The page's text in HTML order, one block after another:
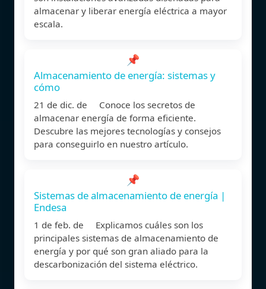
almacenar y liberar energía eléctrica a mayor
escala.
📌
Almacenamiento de energía: sistemas y
cómo
21 de dic. de Conoce los secretos de
almacenar energía de forma eficiente.
Descubre las mejores tecnologías y consejos
para conseguirlo en nuestro artículo.
📌
Sistemas de almacenamiento de energía |
Endesa
1 de feb. de Explicamos cuáles son los
principales sistemas de almacenamiento de
energía y por qué son gran aliado para la
descarbonización del sistema eléctrico.